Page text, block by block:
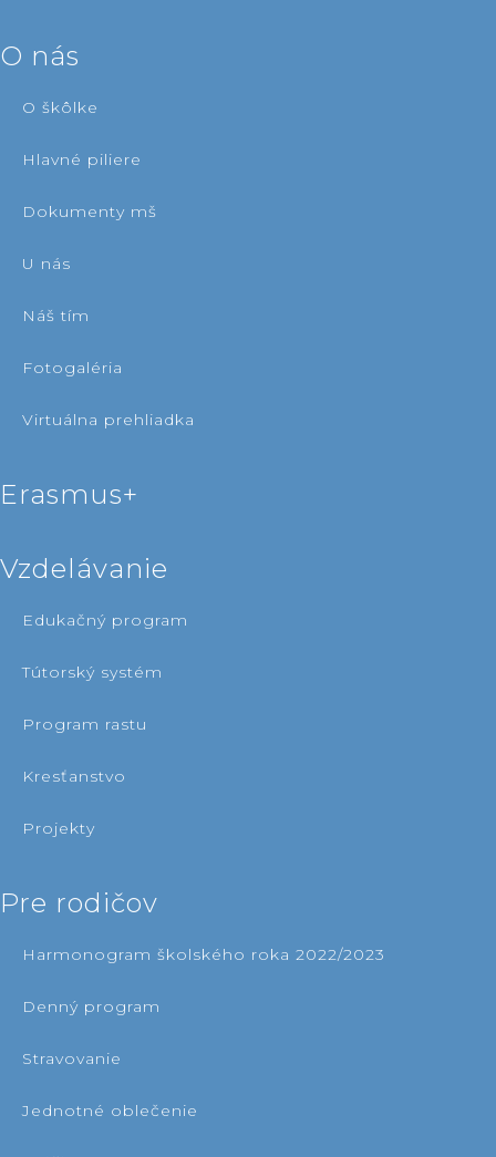
o nás
o škôlke
hlavné piliere
dokumenty mš
u nás
náš tím
fotogaléria
virtuálna prehliadka
erasmus+
vzdelávanie
edukačný program
tútorský systém
program rastu
kresťanstvo
projekty
pre rodičov
harmonogram školského roka 2022/2023
denný program
stravovanie
jednotné oblečenie